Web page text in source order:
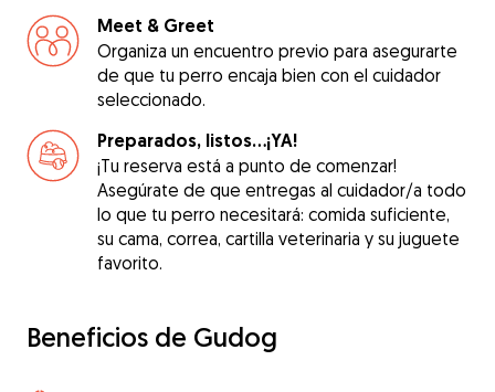
Meet & Greet
Organiza un encuentro previo para asegurarte
de que tu perro encaja bien con el cuidador
seleccionado.
Preparados, listos...¡YA!
¡Tu reserva está a punto de comenzar!
Asegúrate de que entregas al cuidador/a todo
lo que tu perro necesitará: comida suficiente,
su cama, correa, cartilla veterinaria y su juguete
favorito.
Beneficios de Gudog